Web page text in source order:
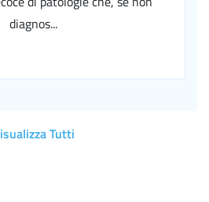
diagnos...
Tutti